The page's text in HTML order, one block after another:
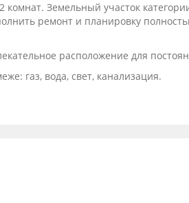
Земельный участок
ремонт и планировку
расположение для
газ, вода, свет, канализация.